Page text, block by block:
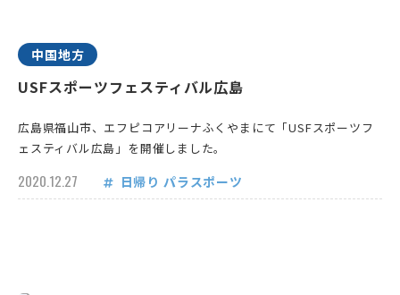
中国地方
USFスポーツフェスティバル広島
広島県福山市、エフピコアリーナふくやまにて「USFスポーツフ
ェスティバル広島」を開催しました。
2020.12.27 日帰り パラスポーツ